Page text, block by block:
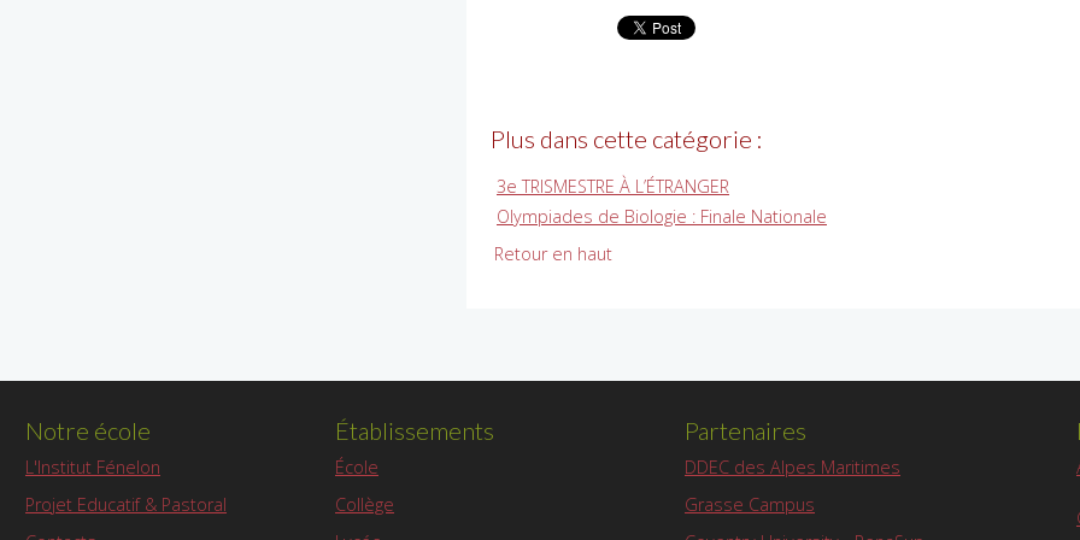
Plus dans cette catégorie :
3e TRISMESTRE À L’ÉTRANGER
Olympiades de Biologie : Finale Nationale
Retour en haut
Notre école
L'Institut Fénelon
Projet Educatif & Pastoral
Établissements
École
Collège
Partenaires
DDEC des Alpes Maritimes
Grasse Campus